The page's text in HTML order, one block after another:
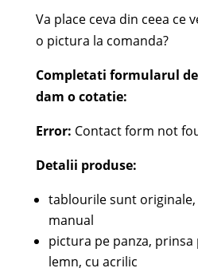
Va place ceva din ceea ce
o pictura la comanda?
Completati formularul
dam o cotatie:
Error: Contact form not
Detalii produse:
tablourile sunt
manual
pictura pe panza,
lemn, cu acrilic